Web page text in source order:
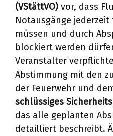
(VStättVO) vor, dass
Notausgänge
müssen und durch
blockiert werden
Veranstalter
Abstimmung mit den
der Feuerwehr und
schlüssiges
das alle geplanten
detailliert beschreibt.